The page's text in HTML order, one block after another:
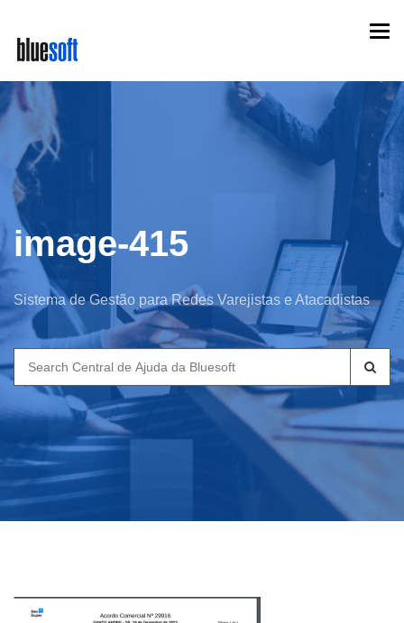
main
content
image-415
Sistema de Gestão para Redes Varejistas e Atacadistas
Search
for: